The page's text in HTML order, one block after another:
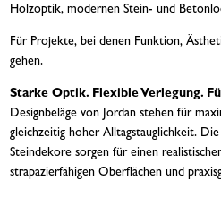
Holzoptik, modernen Stein- und
Für Projekte, bei denen Funktion,
gehen.
Starke Optik. Flexible Verlegung.
Designbeläge von Jordan stehen für
gleichzeitig hoher Alltagstauglichkeit.
Steindekore sorgen für einen
strapazierfähigen Oberflächen und